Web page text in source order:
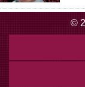
©